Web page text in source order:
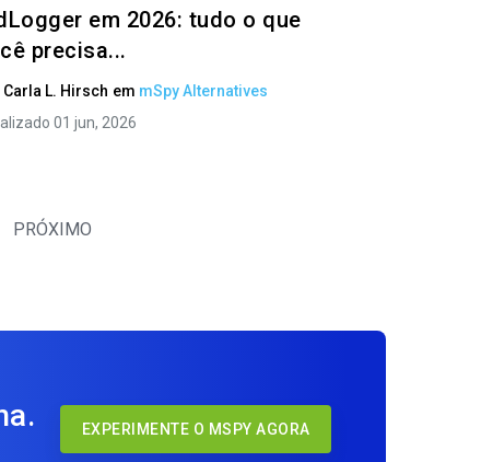
em 2026: tudo o que
precisa...
Carla L. Hirsch em mSpy Alternatives
01 jun, 2026
PRÓXIMO
EXPERIMENTE O MSPY AGORA